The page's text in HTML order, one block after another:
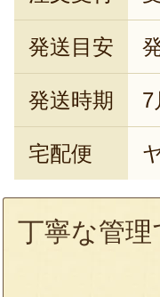
発送目安
発送時期 7
宅配便
丁寧な管